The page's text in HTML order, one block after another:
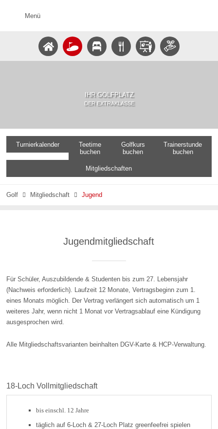
Menü
IHR GOLFPLATZ
DER EXTRAKLASSE
Turnierkalender
Teetime
buchen
Golfkurs
buchen
Trainerstunde
buchen
Mitgliedschaften
Golf  Mitgliedschaft  Jugend
Jugendmitgliedschaft
Für Schüler, Auszubildende & Studenten bis zum 27. Lebensjahr
(Nachweis erforderlich). Laufzeit 12 Monate, Vertragsbeginn zum 1.
eines Monats möglich. Der Vertrag verlängert sich automatisch um 1
weiteres Jahr, wenn nicht 1 Monat vor Vertragsablauf eine Kündigung
ausgesprochen wird.
Alle Mitgliedschaftsvarianten beinhalten DGV-Karte & HCP-Verwaltung.
18-Loch Vollmitgliedschaft
bis einschl. 12 Jahre
täglich auf 6-Loch & 27-Loch Platz greenfeefrei spielen